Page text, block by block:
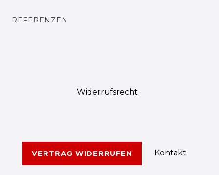
REFERENZEN
Widerrufs­recht
VERTRAG WIDERRUFEN Kontakt